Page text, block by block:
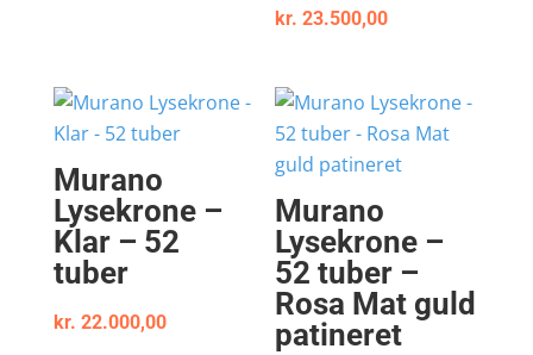
kr. 23.500,00
Murano
Lysekrone –
Klar – 52
tuber
kr. 22.000,00
Murano
Lysekrone –
52 tuber –
Rosa Mat guld
patineret